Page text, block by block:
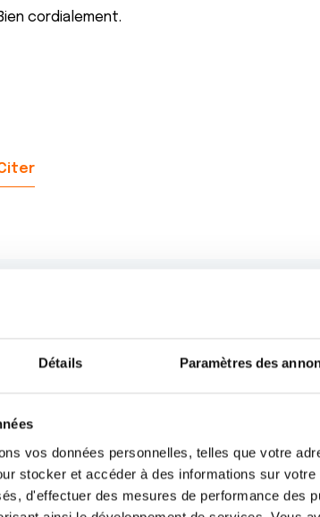
Détails Paramètres des
vos données personnelles, telles que votre
stocker et accéder à des informations sur votre
d'effectuer des mesures de performance des
cordialement.